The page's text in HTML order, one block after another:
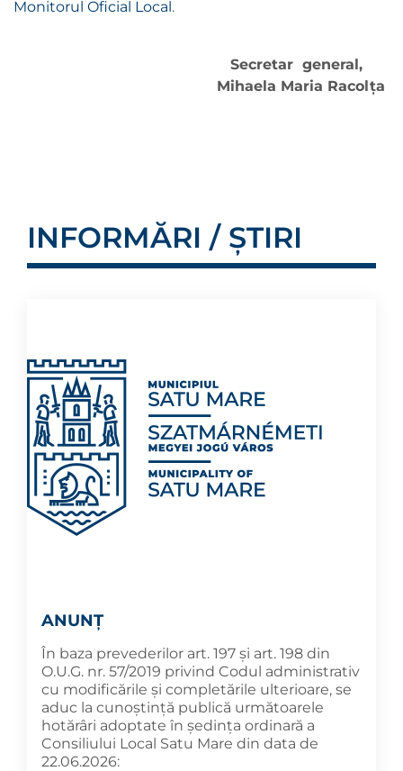
Monitorul Oficial Local.
Secretar general,
Mihaela Maria Racolţa
INFORMĂRI / ȘTIRI
ANUNȚ
În baza prevederilor art. 197 și art. 198 din
O.U.G. nr. 57/2019 privind Codul administrativ
cu modificările și completările ulterioare, se
aduc la cunoştinţă publică următoarele
hotărâri adoptate în şedința ordinară a
Consiliului Local Satu Mare din data de
22.06.2026: